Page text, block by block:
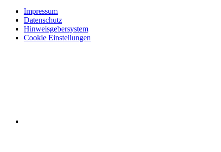
Impressum
Datenschutz
Hinweisgebersystem
Cookie Einstellungen